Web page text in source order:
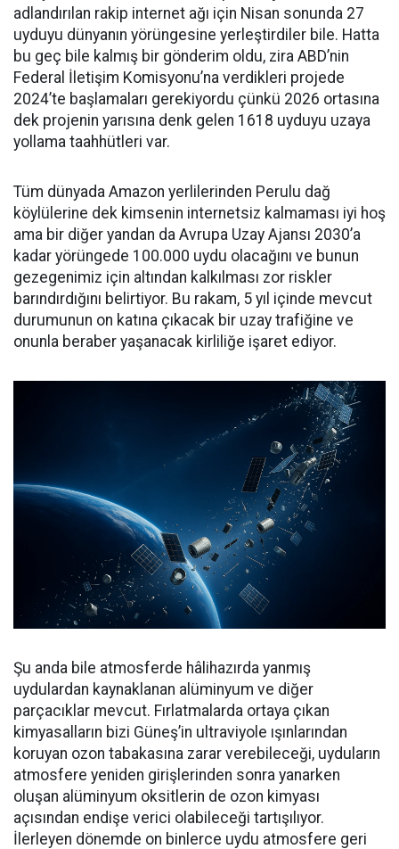
adlandırılan rakip internet ağı için Nisan sonunda 27
uyduyu dünyanın yörüngesine yerleştirdiler bile. Hatta
bu geç bile kalmış bir gönderim oldu, zira ABD’nin
Federal İletişim Komisyonu’na verdikleri projede
2024’te başlamaları gerekiyordu çünkü 2026 ortasına
dek projenin yarısına denk gelen 1618 uyduyu uzaya
yollama taahhütleri var.
Tüm dünyada Amazon yerlilerinden Perulu dağ
köylülerine dek kimsenin internetsiz kalmaması iyi hoş
ama bir diğer yandan da Avrupa Uzay Ajansı 2030’a
kadar yörüngede 100.000 uydu olacağını ve bunun
gezegenimiz için altından kalkılması zor riskler
barındırdığını belirtiyor. Bu rakam, 5 yıl içinde mevcut
durumunun on katına çıkacak bir uzay trafiğine ve
onunla beraber yaşanacak kirliliğe işaret ediyor.
Şu anda bile atmosferde hâlihazırda yanmış
uydulardan kaynaklanan alüminyum ve diğer
parçacıklar mevcut. Fırlatmalarda ortaya çıkan
kimyasalların bizi Güneş’in ultraviyole ışınlarından
koruyan ozon tabakasına zarar verebileceği, uyduların
atmosfere yeniden girişlerinden sonra yanarken
oluşan alüminyum oksitlerin de ozon kimyası
açısından endişe verici olabileceği tartışılıyor.
İlerleyen dönemde on binlerce uydu atmosfere geri